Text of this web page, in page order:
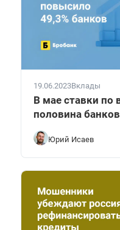
19.06.2023Вклады
В мае ставки по
половина банков
Юрий Исаев